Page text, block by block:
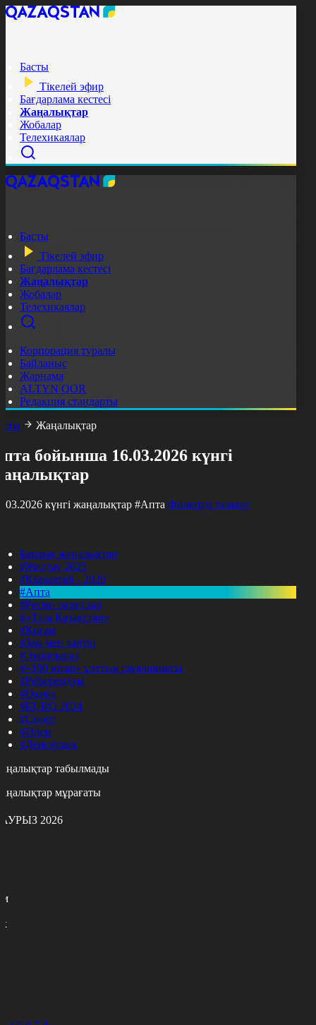
Басты
Тікелей эфир
Бағдарлама кестесі
Жаңалықтар
Жобалар
Телехикаялар
Басты
Тікелей эфир
Бағдарлама кестесі
Жаңалықтар
Жобалар
Телехикаялар
Корпорация туралы
Байланыс
Жарнама
ALTYN QOR
Редакция стандарты
Жаңалықтар
бойынша 16.03.2026 күнгі
күнгі жаңалықтар #Апта Фильтрді тазалау
Барлық жаңалықтар
#Жолдау 2025
#Құрылтай - 2026
#Апта
#Ресми оқиғалар
#«Таза Қазақстан»
#Қоғам
#Заң мен тәртіп
#Экономика
#«100 кітап» ұлттық сауалнамасы
#Референдум
#Оқиға
#EURO 2024
#Спорт
#Әлем
#Денсаулық
табылмады
мұрағаты
2026